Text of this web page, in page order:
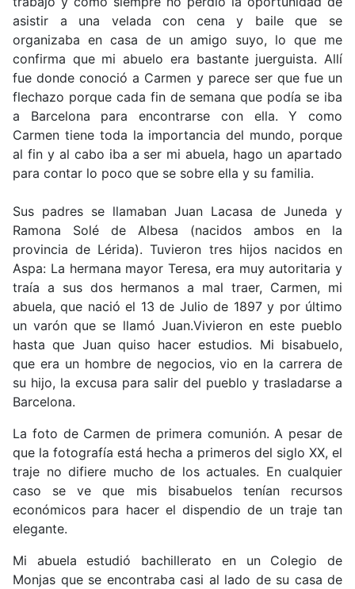
asistir a una velada con cena y baile que se
organizaba en casa de un amigo suyo, lo que me
confirma que mi abuelo era bastante juerguista. Allí
fue donde conoció a Carmen y parece ser que fue un
flechazo porque cada fin de semana que podía se iba
a Barcelona para encontrarse con ella. Y como
Carmen tiene toda la importancia del mundo, porque
al fin y al cabo iba a ser mi abuela, hago un apartado
para contar lo poco que se sobre ella y su familia.
Sus padres se llamaban Juan Lacasa de Juneda y
Ramona Solé de Albesa (nacidos ambos en la
provincia de Lérida). Tuvieron tres hijos nacidos en
Aspa: La hermana mayor Teresa, era muy autoritaria y
traía a sus dos hermanos a mal traer, Carmen, mi
abuela, que nació el 13 de Julio de 1897 y por último
un varón que se llamó Juan.Vivieron en este pueblo
hasta que Juan quiso hacer estudios. Mi bisabuelo,
que era un hombre de negocios, vio en la carrera de
su hijo, la excusa para salir del pueblo y trasladarse a
Barcelona.
La foto de Carmen de primera comunión. A pesar de
que la fotografía está hecha a primeros del siglo XX, el
traje no difiere mucho de los actuales. En cualquier
caso se ve que mis bisabuelos tenían recursos
económicos para hacer el dispendio de un traje tan
elegante.
Mi abuela estudió bachillerato en un Colegio de
Monjas que se encontraba casi al lado de su casa de